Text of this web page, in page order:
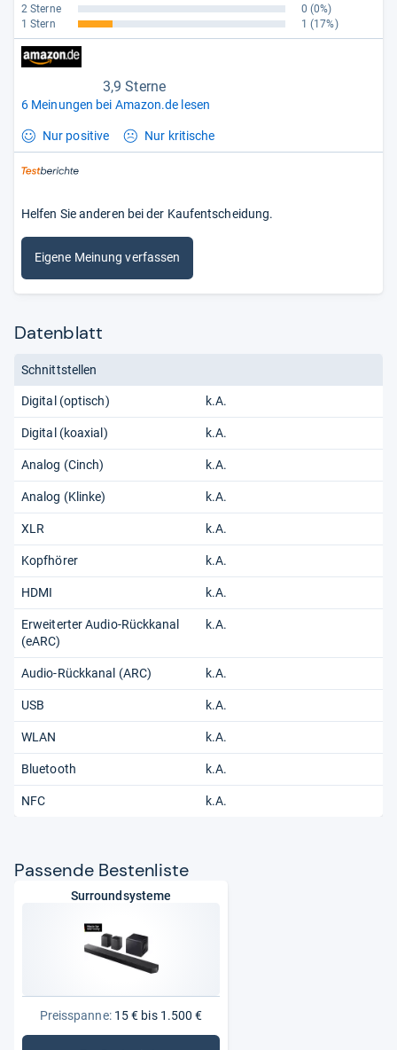
2 Sterne 0 (0%)
1 Stern
1 (17%)
3,9 Sterne
6 Meinungen bei Amazon.de lesen
Nur positive Nur kritische
Helfen Sie anderen bei der Kaufentscheidung.
Eigene Meinung verfassen
Datenblatt
Schnittstellen
Digital (optisch) k.A.
Digital (koaxial) k.A.
Analog (Cinch) k.A.
Analog (Klinke) k.A.
XLR k.A.
Kopfhörer k.A.
HDMI k.A.
Erweiterter Audio-Rückkanal
(eARC)
k.A.
Audio-Rückkanal (ARC) k.A.
USB k.A.
WLAN k.A.
Bluetooth k.A.
NFC k.A.
Pas­sende Bes­ten­liste
Surroundsysteme
Preisspanne:15 € bis 1.500 €